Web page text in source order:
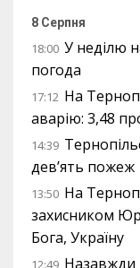
8 Серпня
18:00 У неділю
погода
17:12 На
аварію: 3,48
14:39
дев’ять пожеж
13:50 На
захисником
Бога, Україну
12:49 Назавжди